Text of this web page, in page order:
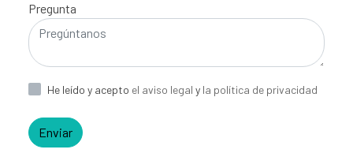
Pregunta
He leído y acepto el aviso legal y la política de privacidad
Enviar